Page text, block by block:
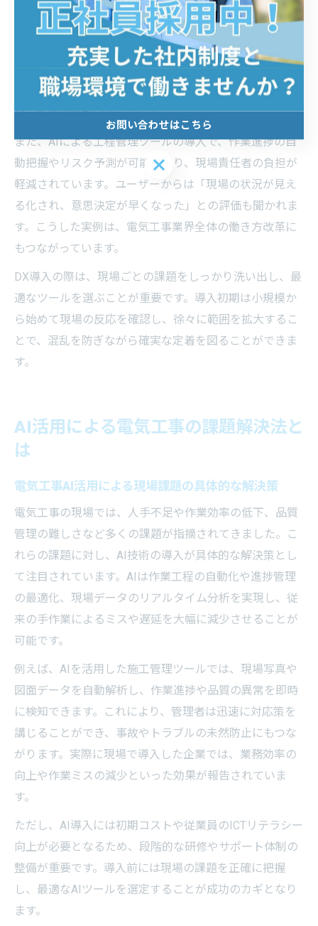
電気工事現場で直面しやすい課題として、情報共有の遅
れや作業ミス、人手不足などが挙げられます。こうした
課題に対し、DX導入によって効果的な解決がなされた実
例が増えています。例えば、クラウドを使った図面共有
により、遠隔地からでも即時に指示が出せるようにな
り、作業効率が向上しました。
また、AIによる工程管理ツールの導入で、作業進捗の自
動把握やリスク予測が可能となり、現場責任者の負担が
軽減されています。ユーザーからは「現場の状況が見え
る化され、意思決定が早くなった」との評価も聞かれま
す。こうした実例は、電気工事業界全体の働き方改革に
もつながっています。
DX導入の際は、現場ごとの課題をしっかり洗い出し、最
適なツールを選ぶことが重要です。導入初期は小規模か
ら始めて現場の反応を確認し、徐々に範囲を拡大するこ
とで、混乱を防ぎながら確実な定着を図ることができま
す。
AI活用による電気工事の課題解決法と
は
電気工事AI活用による現場課題の具体的な解決策
電気工事の現場では、人手不足や作業効率の低下、品質
管理の難しさなど多くの課題が指摘されてきました。こ
れらの課題に対し、AI技術の導入が具体的な解決策とし
て注目されています。AIは作業工程の自動化や進捗管理
の最適化、現場データのリアルタイム分析を実現し、従
来の手作業によるミスや遅延を大幅に減少させることが
可能です。
例えば、AIを活用した施工管理ツールでは、現場写真や
図面データを自動解析し、作業進捗や品質の異常を即時
に検知できます。これにより、管理者は迅速に対応策を
講じることができ、事故やトラブルの未然防止にもつな
がります。実際に現場で導入した企業では、業務効率の
向上や作業ミスの減少といった効果が報告されていま
す。
ただし、AI導入には初期コストや従業員のICTリテラシー
向上が必要となるため、段階的な研修やサポート体制の
整備が重要です。導入前には現場の課題を正確に把握
し、最適なAIツールを選定することが成功のカギとなり
ます。
お問い合わせはこちら
お問い合わせはこちら